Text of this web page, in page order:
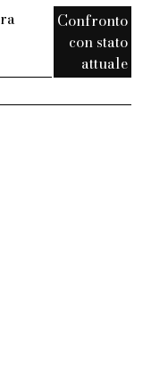
Confronto
con stato
attuale